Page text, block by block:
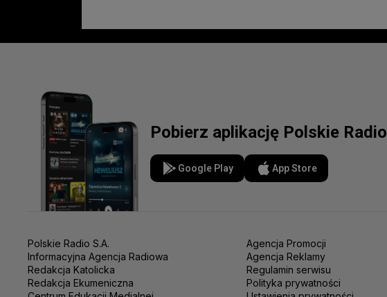
Pobierz aplikację Polskie Radio
Google Play App Store
Polskie Radio S.A.
Informacyjna Agencja Radiowa
Redakcja Katolicka
Redakcja Ekumeniczna
Agencja Promocji
Agencja Reklamy
Regulamin serwisu
Polityka prywatności